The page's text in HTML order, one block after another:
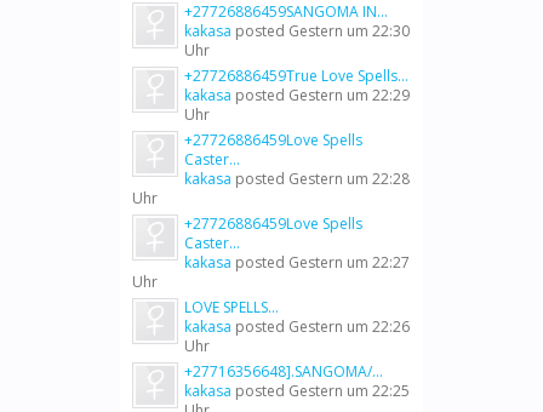
+27726886459SANGOMA IN...
kakasa posted Gestern um 22:30
Uhr
+27726886459True Love Spells...
kakasa posted Gestern um 22:29
Uhr
+27726886459Love Spells
Caster...
kakasa posted Gestern um 22:28
Uhr
+27726886459Love Spells
Caster...
kakasa posted Gestern um 22:27
Uhr
LOVE SPELLS...
kakasa posted Gestern um 22:26
Uhr
+27716356648].SANGOMA/...
kakasa posted Gestern um 22:25